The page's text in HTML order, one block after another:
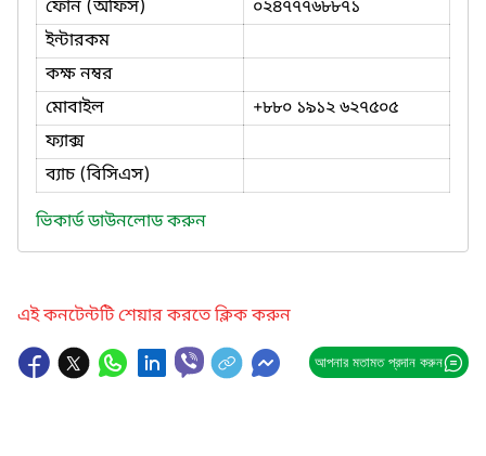
ফোন (অফিস)
০২৪৭৭৭৬৮৮৭১
ইন্টারকম
কক্ষ নম্বর
মোবাইল
+৮৮০ ১৯১২ ৬২৭৫০৫
ফ্যাক্স
ব্যাচ (বিসিএস)
ভিকার্ড ডাউনলোড করুন
এই কনটেন্টটি শেয়ার করতে ক্লিক করুন
আপনার মতামত প্রদান করুন